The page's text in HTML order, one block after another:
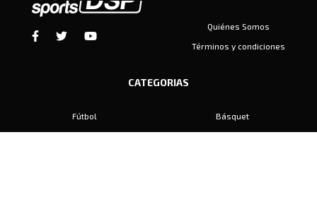
Quiénes Somos
Términos y condiciones
CATEGORIAS
Fútbol
Básquet